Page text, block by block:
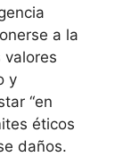
a la
valores
y
“en
éticos
daños.